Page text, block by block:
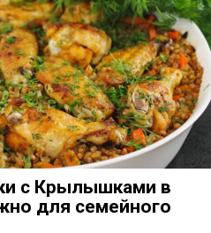
с Крылышками в
для семейного